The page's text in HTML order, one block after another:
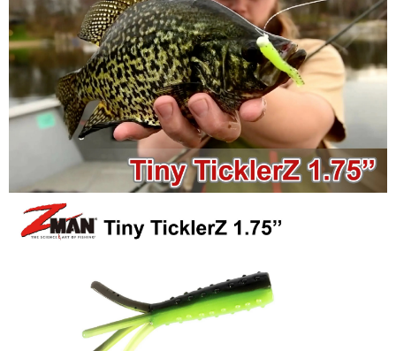
1.分期款項不併入電信帳單，「大哥付你分期」於每月結算日後寄送繳費提
醒簡訊。
2.透過簡訊連結打開帳單後，可選擇「超商條碼／台灣大直營門市／銀行轉
帳／街口支付／iPASS MONEY」等通路繳費。
【注意事項】
1.本服務係由「台灣大哥大股份有限公司」（以下簡稱本公司）所提供，讓
用戶於交易時，得透過本服務購買商品或服務，並由商店將買賣／分期付款
買賣價金債權讓與本公司後，依約使用本公司帳單繳交帳款。
2.基於同意付款使用「大哥付你分期」之契約關係目的，商店將以您的個人
資料（包含姓名、電話或地址）提供予台灣大哥大進項蒐集、處理及利用，
由本公司與您本人進行分期帳單所需資料之確認、核對及更正。
【「AFTEE先享後付」結帳流程】
１．於結帳方式選擇「AFTEE先享後付」後，將跳轉至「AFTEE先享後付」
結帳頁面，進行簡訊認證並確認金額後，即可完成結帳。
２．訂單成立數日內，您將收到繳費通知簡訊。
３．收到繳費通知簡訊後14天內，點擊此簡訊中的連結，可透過四大超商／
ATM／網路銀行／等多元方式進行付款，方視為交易完成。
※ 請注意：結帳手續完成當下不需立刻繳費，但若您需要取消訂單，請聯絡
購買商品的店家。未經商家同意取消之訂單仍視為有效，需透過AFTEE先享
後付繳納相關費用。
※ 交易是否成功請以「AFTEE先享後付 」之結帳頁面顯示為準，若有關於
是否繳費成功／繳費後需取消欲退款等相關疑問，請聯繫「AFTEE先享後付
客戶支援中心」
https://netprotections.freshdesk.com/support/home
【注意事項】
１．透過由恩沛科技股份有限公司提供之「AFTEE先享後付」服務完成之交
２．關於個人資料處理事宜，請瀏覽以下網址：
https://aftee.tw/terms/#terms3
３．未成年的使用者請事先徵得法定代理人或監護人之同意方可使用
「AFTEE先享後付」，若未經同意申辦者引起之損失，本公司不負相關責
全家取貨付款
每筆NT$60，滿NT$1,200(含以上)免運費
付款後全家取貨
每筆NT$60，滿NT$1,200(含以上)免運費
7-11取貨付款
每筆NT$60，滿NT$1,200(含以上)免運費
付款後7-11取貨
每筆NT$60，滿NT$1,200(含以上)免運費
每筆NT$100，滿NT$2,000(含以上)免運費
每筆NT$200，滿NT$2,000(含以上)免運費